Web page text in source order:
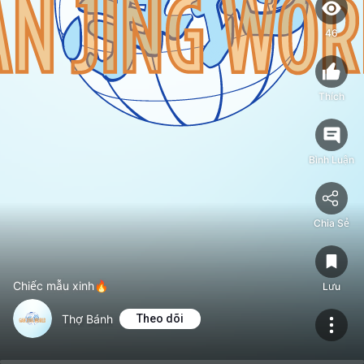
Chiếc mẫu xinh🔥
Thợ Bánh Theo dõi
46
Thích
Bình Luận
Chia Sẻ
Lưu